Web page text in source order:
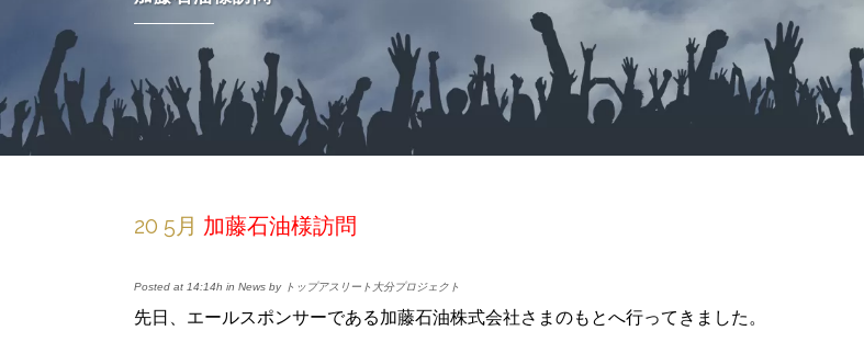
20 5月 加藤石油様訪問
Posted at 14:14h in News by トップアスリート大分プロジェクト
先日、エールスポンサーである加藤石油株式会社さまのもとへ行ってきました。